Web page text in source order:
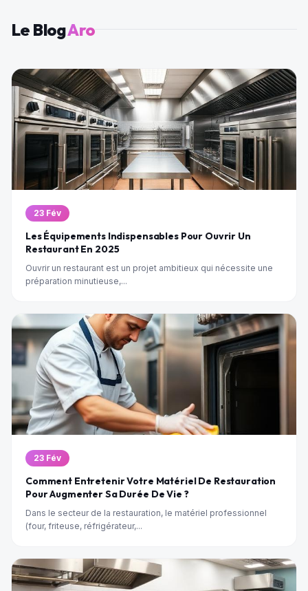
Le BlogAro
23 Fév
Les Équipements Indispensables Pour Ouvrir Un
Restaurant En 2025
Ouvrir un restaurant est un projet ambitieux qui nécessite une
préparation minutieuse,...
23 Fév
Comment Entretenir Votre Matériel De Restauration
Pour Augmenter Sa Durée De Vie ?
Dans le secteur de la restauration, le matériel professionnel
(four, friteuse, réfrigérateur,...